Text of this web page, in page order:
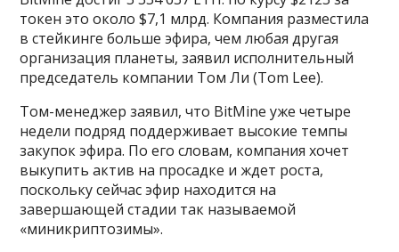
токен это около $7,1 млрд. Компания разместила
в стейкинге больше эфира, чем любая другая
организация планеты, заявил исполнительный
председатель компании Том Ли (Tom Lee).
Том-менеджер заявил, что BitMine уже четыре
недели подряд поддерживает высокие темпы
закупок эфира. По его словам, компания хочет
выкупить актив на просадке и ждет роста,
поскольку сейчас эфир находится на
завершающей стадии так называемой
«миникриптозимы».